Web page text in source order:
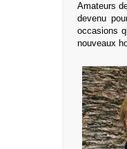
Amateurs
devenu
occasions
nouveaux